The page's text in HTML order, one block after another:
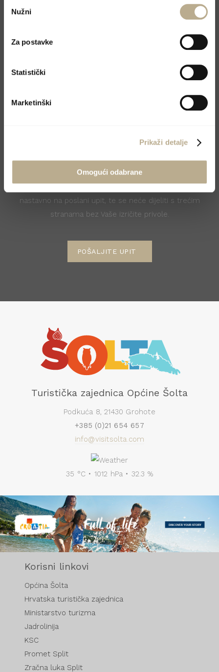
pristanka
Nužni
Za postavke
Statistički
Marketinški
Prikaži detalje
Omogući odabrane
Vaši podaci pohraniti će se na email serveru i koristit
će se isključivo u svrhu komunikacije s Vama
nastavno na poslani upit, te se neće dijeliti s trećim
stranama bez Vaše izričite privole.
POŠALJITE UPIT
Turistička zajednica Općine Šolta
Podkuća 8, 21430 Grohote
+385 (0)21 654 657
info@visitsolta.com
35 °C • 1012 hPa • 32.3 %
Korisni linkovi
Općina Šolta
Hrvatska turistička zajednica
Ministarstvo turizma
Jadrolinija
KSC
Promet Split
Zračna luka Split